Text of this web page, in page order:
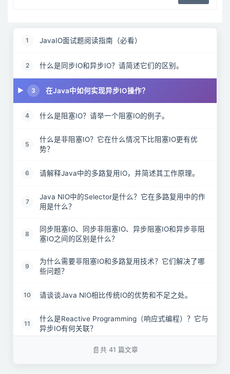
1 JavaIO面试题阅读指南（必看）
2 什么是同步IO和异步IO？请简述它们的区别。
3 在Java中如何实现异步IO操作？
4 什么是阻塞IO？请举一个阻塞IO的例子。
5
什么是非阻塞IO？它在什么情况下比阻塞IO更有优
势？
6 请解释Java中的多路复用IO，并简述其工作原理。
7
Java NIO中的Selector是什么？它在多路复用中的作
用是什么？
8
同步阻塞IO、同步非阻塞IO、异步阻塞IO和异步非阻
塞IO之间的区别是什么？
9
为什么需要非阻塞IO和多路复用技术？它们解决了哪
些问题？
10 请谈谈Java NIO相比传统IO的优势和不足之处。
11
什么是Reactive Programming（响应式编程）？它与
异步IO有何关联？
在Java中实现非阻塞IO操作时，如何避免数据不一致
共 41 篇文章